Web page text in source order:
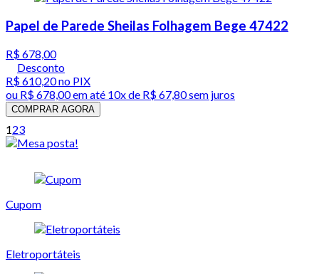
Papel de Parede Sheilas Folhagem Bege 47422
R$ 678,00
Desconto
R$ 610,20no PIX
ou R$ 678,00em até 10x de R$ 67,80 sem juros
COMPRAR AGORA
123
Cupom
Eletroportáteis